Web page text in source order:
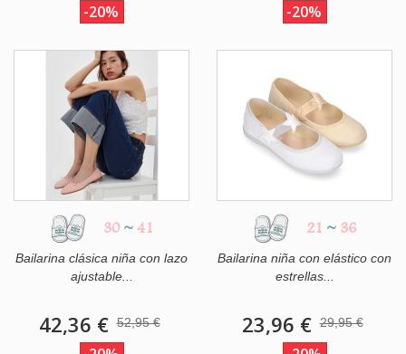
-20% -20%
30 ~ 41
Bailarina clásica niña con lazo
ajustable...
42,36 € 52,95 €
21 ~ 36
Bailarina niña con elástico con
estrellas...
23,96 € 29,95 €